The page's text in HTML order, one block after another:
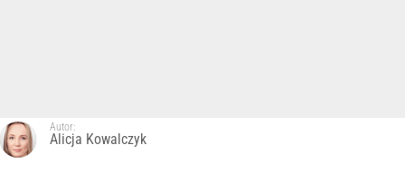
Autor:
Alicja Kowalczyk